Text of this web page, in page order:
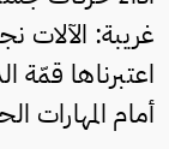
غريبة: الآلات
اعتبرناها قمّة
أمام المهارات